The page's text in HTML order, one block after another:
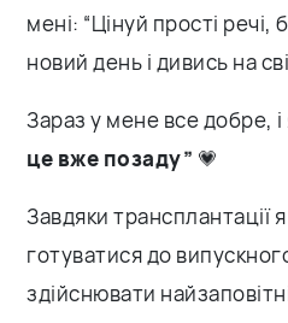
мені: “Цінуй прості
новий день і дивись на
Зараз у мене все добре, і
це вже позаду” 💗
Завдяки трансплантації
готуватися до
здійснювати